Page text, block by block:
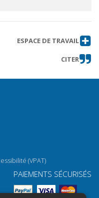
ESPACE DE TRAVAIL
CITER
(VPAT)
PAIEMENTS SÉCURISÉS